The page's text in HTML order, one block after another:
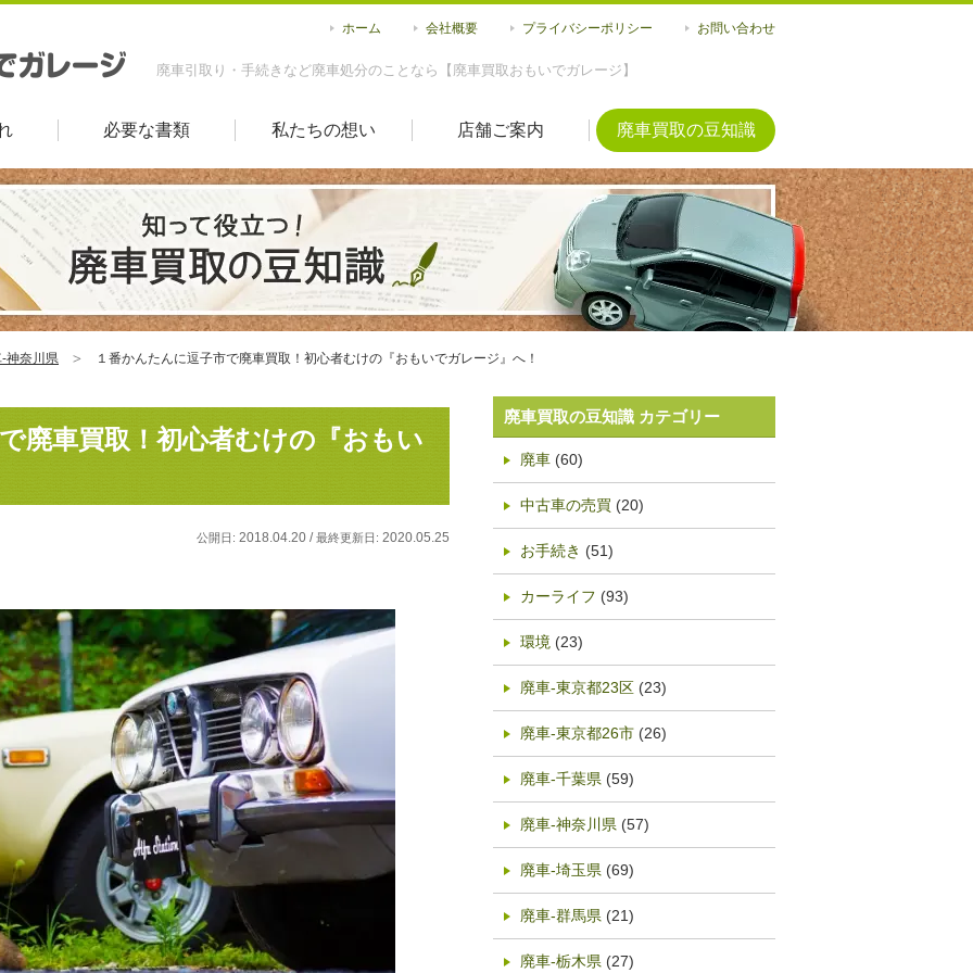
廃車引取り・手続きなど廃車処分のことなら【廃車買取おもいでガレージ】
ホーム 会社概要 プライバシーポリシー お問い合わせ
必要な書類 私たちの想い 店舗ご案内 廃車買取の豆知識
神奈川県 １番かんたんに逗子市で廃車買取！初心者むけの『おもいでガレージ』へ！
廃車買取！初心者むけの『おもい
公開日: 2018.04.20 /最終更新日: 2020.05.25
廃車買取の豆知識 カテゴリー
廃車 (60)
中古車の売買 (20)
お手続き (51)
カーライフ (93)
環境 (23)
廃車-東京都23区 (23)
廃車-東京都26市 (26)
廃車-千葉県 (59)
廃車-神奈川県 (57)
廃車-埼玉県 (69)
廃車-群馬県 (21)
廃車-栃木県 (27)